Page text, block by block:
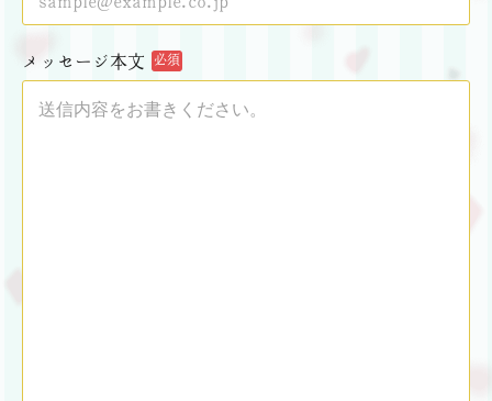
メッセージ本文 必須